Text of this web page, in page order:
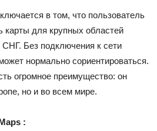
в том, что пользователь
карты для крупных областей
СНГ. Без подключения к сети
нормально сориентироваться.
огромное преимущество: он
но и во всем мире.
: